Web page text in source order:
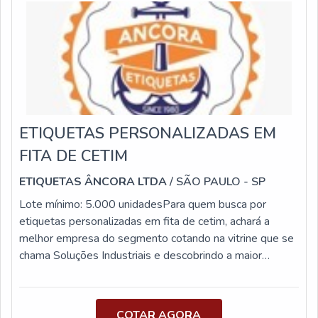
adesivas em rolo de etiqueta para diversos seguimentos. É
uma empresa responsável e comprometida com seus
serviços, conquistas adquiridas porque investiu em uma
estrutura que hoje conta com um chão de fábrica de alta
qualidade onde são realizadas as atividades e logística
planejada para entregas em curto prazo.Todos esses fatores,
agregados a uma equipe multidisciplinar de consultores e
profissionais qualificados, garantem uma entrega de
excelência de ponta a ponta....
ETIQUETAS PERSONALIZADAS EM
FITA DE CETIM
ETIQUETAS ÂNCORA LTDA/ SÃO PAULO - SP
Lote mínimo: 5.000 unidadesPara quem busca por
etiquetas personalizadas em fita de cetim, achará a
melhor empresa do segmento cotando na vitrine que se
chama Soluções Industriais e descobrindo a maior
etiquetas personalizadas em fita de cetim, com a